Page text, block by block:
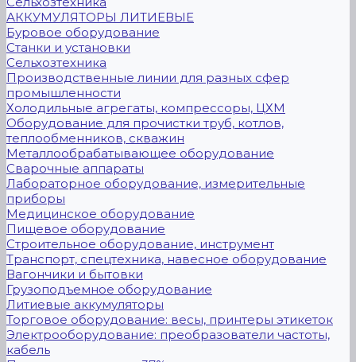
АККУМУЛЯТОРЫ ЛИТИЕВЫЕ
Буровое оборудование
Станки и установки
Сельхозтехника
Производственные линии для разных сфер
промышленности
Холодильные агрегаты, компрессоры, ЦХМ
Оборудование для прочистки труб, котлов,
теплообменников, скважин
Металлообрабатывающее оборудование
Сварочные аппараты
Лабораторное оборудование, измерительные
приборы
Медицинское оборудование
Пищевое оборудование
Строительное оборудование, инструмент
Транспорт, спецтехника, навесное оборудование
Вагончики и бытовки
Грузоподъемное оборудование
Литиевые аккумуляторы
Торговое оборудование: весы, принтеры этикеток
Электрооборудование: преобразователи частоты,
кабель